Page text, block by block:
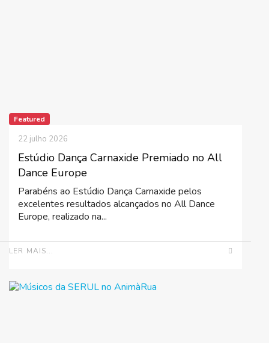
Featured
Estúdio Dança Carnaxide Premiado no All
Dance Europe
22 julho 2026
Parabéns ao Estúdio Dança Carnaxide pelos
excelentes resultados alcançados no All Dance
Europe, realizado na...
LER MAIS...